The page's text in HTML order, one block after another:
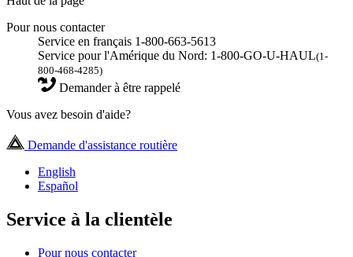
Pour nous contacter
Service en français 1-800-663-5613
Service pour l'Amérique du Nord: 1-800-GO-U-HAUL(1-
800-468-4285)
Demander à être rappelé
Vous avez besoin d'aide?
Demande d'assistance routière
English
Español
Service à la clientèle
Pour nous contacter